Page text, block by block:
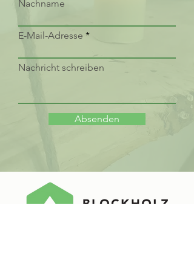
Nachname
E-Mail-Adresse
Nachricht schreiben
Absenden